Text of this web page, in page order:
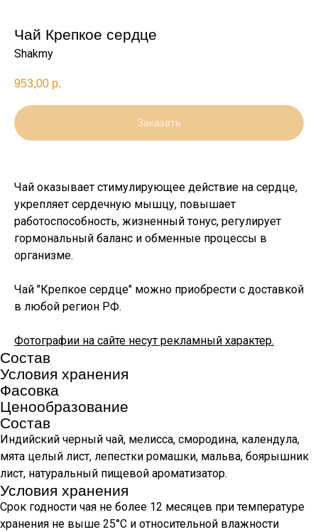
Чай Крепкое сердце
Shakmy
953,00 р.
Заказать
Чай оказывает стимулирующее действие на сердце,
укрепляет сердечную мышцу, повышает
работоспособность, жизненный тонус, регулирует
гормональный баланс и обменные процессы в
организме.
Чай "Крепкое сердце" можно приобрести с доставкой
в любой регион РФ.
Фотографии на сайте несут рекламный характер.
Состав
Условия хранения
Фасовка
Ценообразование
Состав
Индийский черный чай, мелисса, смородина, календула,
мята целый лист, лепестки ромашки, мальва, боярышник
лист, натуральный пищевой ароматизатор.
Условия хранения
Срок годности чая не более 12 месяцев при температуре
хранения не выше 25°С и относительной влажности